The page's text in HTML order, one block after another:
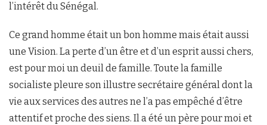
l’intérêt du Sénégal.
Ce grand homme était un bon homme mais était aussi
une Vision. La perte d’un être et d’un esprit aussi chers,
est pour moi un deuil de famille. Toute la famille
socialiste pleure son illustre secrétaire général dont la
vie aux services des autres ne l’a pas empêché d’être
attentif et proche des siens. Il a été un père pour moi et